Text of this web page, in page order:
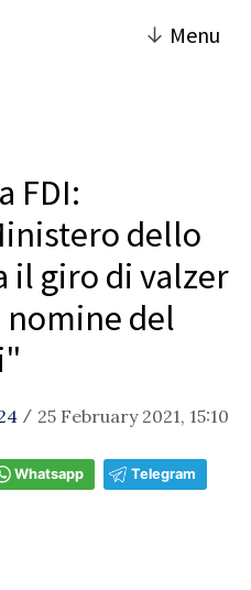
↓ Menu
FDI:
dello
il giro di valzer
del
/ 25 February 2021, 15:10
Whatsapp Telegram